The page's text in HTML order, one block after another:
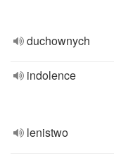
duchownych
indolence
lenistwo